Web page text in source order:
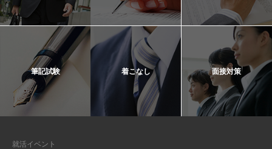
筆記試験 着こなし 面接対策
就活イベント